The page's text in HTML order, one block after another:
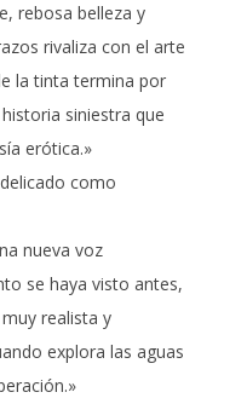
rebosa belleza y
rivaliza con el arte
la tinta termina por
siniestra que
erótica.»
como
nueva voz
se haya visto antes,
realista y
explora las aguas